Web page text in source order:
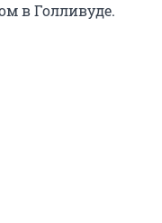
в Голливуде.